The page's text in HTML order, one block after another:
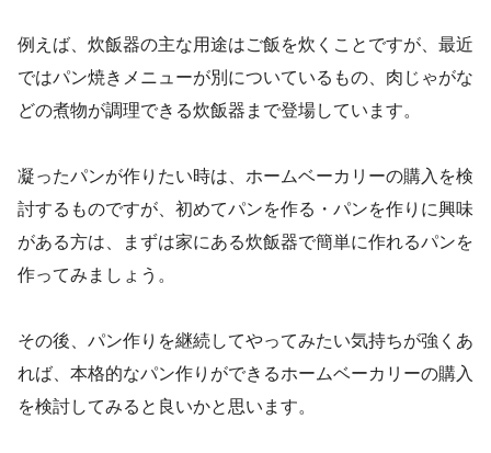
例えば、炊飯器の主な用途はご飯を炊くことですが、最近
ではパン焼きメニューが別についているもの、肉じゃがな
どの煮物が調理できる炊飯器まで登場しています。
凝ったパンが作りたい時は、ホームベーカリーの購入を検
討するものですが、初めてパンを作る・パンを作りに興味
がある方は、まずは家にある炊飯器で簡単に作れるパンを
作ってみましょう。
その後、パン作りを継続してやってみたい気持ちが強くあ
れば、本格的なパン作りができるホームベーカリーの購入
を検討してみると良いかと思います。